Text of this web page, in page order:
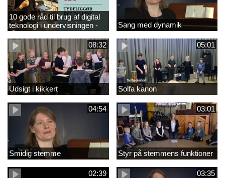
10 gode råd til brug af digital
teknologi i undervisningen -
råd 1
Sang med dynamik
08:32
Udsigt i kikkert
05:01
Solfa kanon
04:54
Smidig stemme
03:01
Styr på stemmens funktioner
02:39 03:35